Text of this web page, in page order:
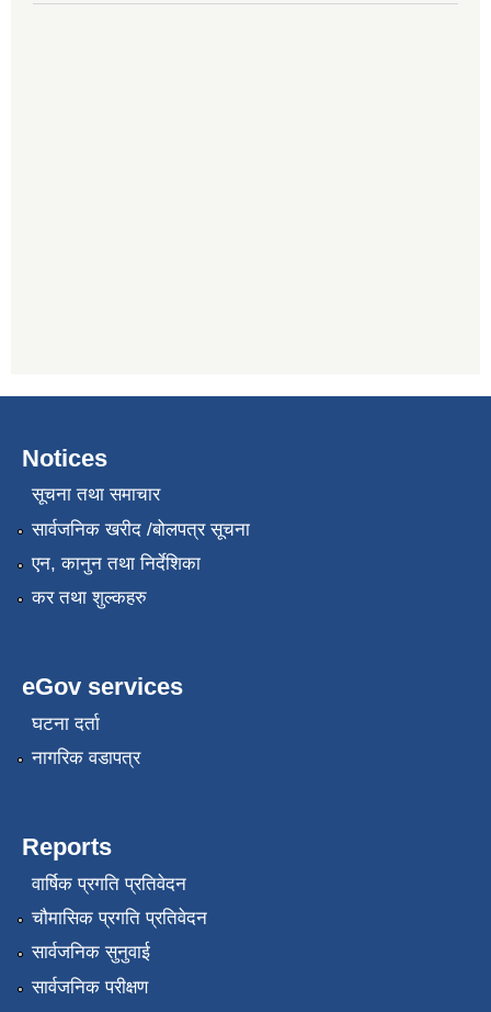
Notices
सूचना तथा समाचार
सार्वजनिक खरीद /बोलपत्र सूचना
एन, कानुन तथा निर्देशिका
कर तथा शुल्कहरु
eGov services
घटना दर्ता
नागरिक वडापत्र
Reports
वार्षिक प्रगति प्रतिवेदन
चौमासिक प्रगति प्रतिवेदन
सार्वजनिक सुनुवाई
सार्वजनिक परीक्षण